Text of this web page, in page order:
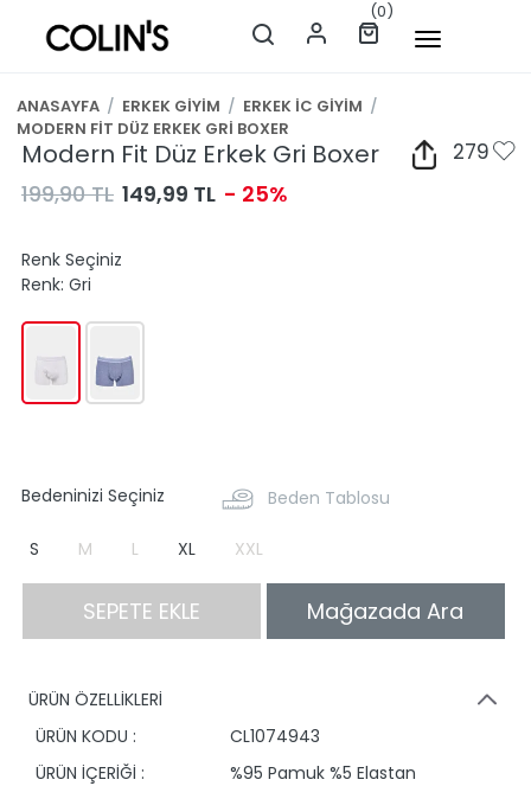
(0)
ANASAYFA / ERKEK GİYİM / ERKEK İC GİYİM /
MODERN FİT DÜZ ERKEK GRİ BOXER
Modern Fit Düz Erkek Gri Boxer 279
199,90 TL 149,99 TL - 25%
Renk Seçiniz
Renk: Gri
Bedeninizi Seçiniz Beden Tablosu
S M L XL XXL
SEPETE EKLE Mağazada Ara
ÜRÜN ÖZELLİKLERİ
ÜRÜN KODU :
CL1074943
ÜRÜN İÇERİĞİ :
%95 Pamuk %5 Elastan